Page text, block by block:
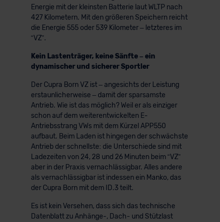
Energie mit der kleinsten Batterie laut WLTP nach
427 Kilometern. Mit den größeren Speichern reicht
die Energie 555 oder 539 Kilometer – letzteres im
“VZ”.
Kein Lastenträger, keine Sänfte – ein
dynamischer und sicherer Sportler
Der Cupra Born VZ ist – angesichts der Leistung
erstaunlicherweise – damit der sparsamste
Antrieb. Wie ist das möglich? Weil er als einziger
schon auf dem weiterentwickelten E-
Antriebsstrang VWs mit dem Kürzel APP550
aufbaut. Beim Laden ist hingegen der schwächste
Antrieb der schnellste: die Unterschiede sind mit
Ladezeiten von 24, 28 und 26 Minuten beim “VZ”
aber in der Praxis vernachlässigbar. Alles andere
als vernachlässigbar ist indessen ein Manko, das
der Cupra Born mit dem ID.3 teilt.
Es ist kein Versehen, dass sich das technische
Datenblatt zu Anhänge-, Dach- und Stützlast